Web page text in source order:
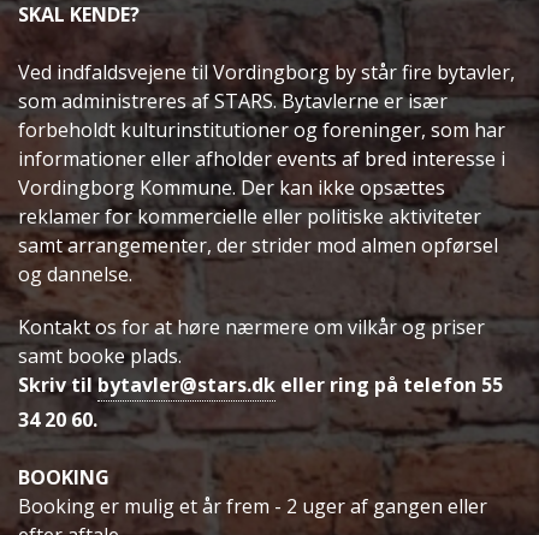
SKAL KENDE?
Ved indfaldsvejene til Vordingborg by står fire bytavler,
som administreres af STARS. Bytavlerne er især
forbeholdt kulturinstitutioner og foreninger, som har
informationer eller afholder events af bred interesse i
Vordingborg Kommune. Der kan ikke opsættes
reklamer for kommercielle eller politiske aktiviteter
samt arrangementer, der strider mod almen opførsel
og dannelse.
Kontakt os for at høre nærmere om vilkår og priser
samt booke plads.
Skriv tilbytavler@stars.dk eller ring på telefon 55
34 20 60.
BOOKING
Booking er mulig et år frem - 2 uger af gangen eller